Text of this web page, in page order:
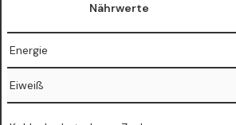
Nährwerte
Energie
Eiweiß